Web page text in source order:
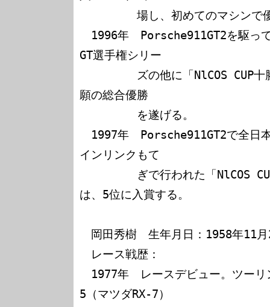
場し、初めてのマシンで優
1996年　Porsche911GT2を駆っ
GT選手権シリー
ズの他に「NlCOS CUP十勝
願の総合優勝
を遂げる。
1997年　Porsche911GT2で全日
インリンクもて
ぎで行われた「NlCOS CUP
は、5位に入賞する。
岡田秀樹　生年月日：1958年11
レース戦歴：
1977年　レースデビュー。ツーリ
5（マツダRX-7）